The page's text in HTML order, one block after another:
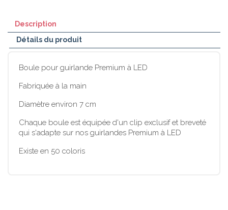
Description
Détails du produit
Boule pour guirlande Premium à LED
Fabriquée à la main
Diamètre environ 7 cm
Chaque boule est équipée d'un clip exclusif et breveté
qui s'adapte sur nos guirlandes Premium à LED
Existe en 50 coloris